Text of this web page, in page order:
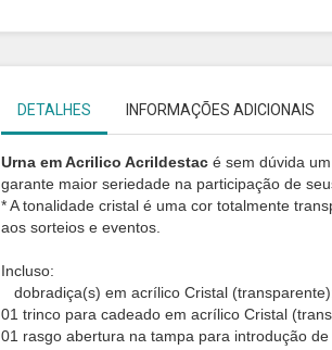
DETALHES INFORMAÇÕES ADICIONAIS
Urna em Acrilico Acrildestac é sem dúvida
garante maior seriedade na participação de
* A tonalidade cristal é uma cor totalmente
aos sorteios e eventos.
Incluso:
dobradiça(s) em acrílico Cristal
01 trinco para cadeado em acrílico Cristal
01 rasgo abertura na tampa para introdução